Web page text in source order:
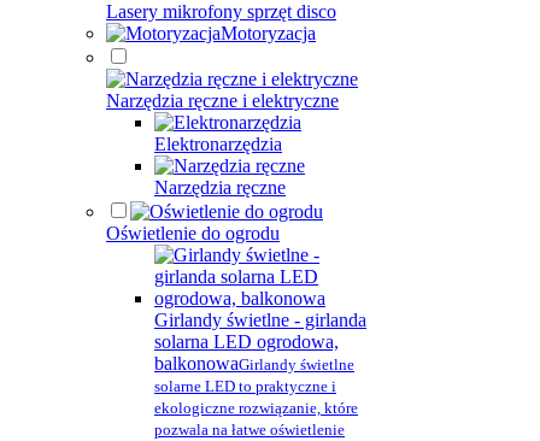
Lasery mikrofony sprzęt disco
Motoryzacja
Narzędzia ręczne i elektryczne
Elektronarzędzia
Narzędzia ręczne
Oświetlenie do ogrodu
Girlandy świetlne - girlanda
solarna LED ogrodowa,
balkonowaGirlandy świetlne
solarne LED to praktyczne i
ekologiczne rozwiązanie, które
pozwala na łatwe oświetlenie